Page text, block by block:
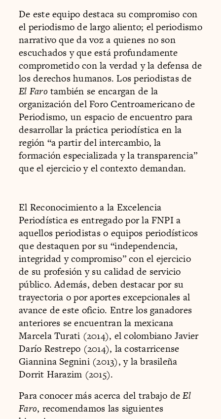
De este equipo destaca su compromiso con
el periodismo de largo aliento; el periodismo
narrativo que da voz a quienes no son
escuchados y que está profundamente
comprometido con la verdad y la defensa de
los derechos humanos. Los periodistas de
El Faro también se encargan de la
organización del Foro Centroamericano de
Periodismo, un espacio de encuentro para
desarrollar la práctica periodística en la
región “a partir del intercambio, la
formación especializada y la transparencia”
que el ejercicio y el contexto demandan.
El Reconocimiento a la Excelencia
Periodística es entregado por la FNPI a
aquellos periodistas o equipos periodísticos
que destaquen por su “independencia,
integridad y compromiso” con el ejercicio
de su profesión y su calidad de servicio
público. Además, deben destacar por su
trayectoria o por aportes excepcionales al
avance de este oficio. Entre los ganadores
anteriores se encuentran la mexicana
Marcela Turati (2014), el colombiano Javier
Darío Restrepo (2014), la costarricense
Giannina Segnini (2013), y la brasileña
Dorrit Harazim (2015).
Para conocer más acerca del trabajo deEl
Faro, recomendamos las siguientes